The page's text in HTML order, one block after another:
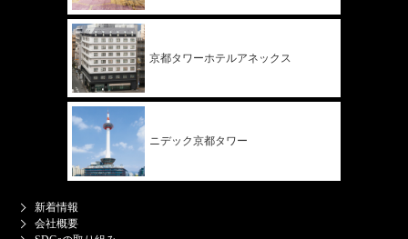
京都タワーホテルアネックス
ニデック京都タワー
新着情報
会社概要